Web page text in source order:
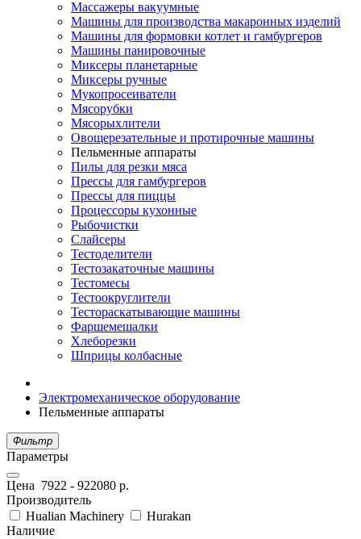
Массажеры вакуумные
Машины для производства макаронных изделий
Машины для формовки котлет и гамбургеров
Машины панировочные
Миксеры планетарные
Миксеры ручные
Мукопросеиватели
Мясорубки
Мясорыхлители
Овощерезательные и протирочные машины
Пельменные аппараты
Пилы для резки мяса
Прессы для гамбургеров
Прессы для пиццы
Процессоры кухонные
Рыбочистки
Слайсеры
Тестоделители
Тестозакаточные машины
Тестомесы
Тестоокруглители
Тестораскатывающие машины
Фаршемешалки
Хлеборезки
Шприцы колбасные
Электромеханическое оборудование
Пельменные аппараты
Фильтр
Параметры
Цена 7922 - 922080 р.
Производитель
Hualian Machinery
Hurakan
Наличие